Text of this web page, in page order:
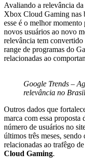
Avaliando a relevância
Xbox Cloud Gaming nas
esse é o melhor momento
novos usuários ao novo
relevância tem
range de programas do
relacionadas ao
Google Trends –
relevância no Brasil
Outros dados que
marca com essa proposta
número de usuários no
últimos três meses, sendo
relacionadas ao trafêgo
Cloud Gaming.